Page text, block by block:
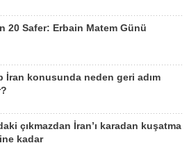
20 Safer: Erbain Matem Günü
İran konusunda neden geri adım
çıkmazdan İran’ı karadan kuşatma
kadar